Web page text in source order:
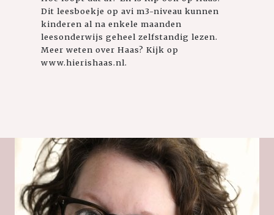
Dit leesboekje op avi m3-niveau kunnen
kinderen al na enkele maanden
leesonderwijs geheel zelfstandig lezen.
Meer weten over Haas? Kijk op
www.hierishaas.nl.